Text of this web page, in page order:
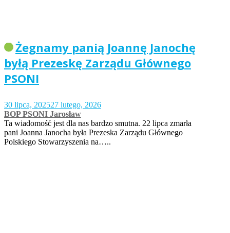
Żegnamy panią Joannę Janochę
byłą Prezeskę Zarządu Głównego
PSONI
30 lipca, 202527 lutego, 2026
BOP PSONI Jarosław
Ta wiadomość jest dla nas bardzo smutna. 22 lipca zmarła
pani Joanna Janocha była Prezeska Zarządu Głównego
Polskiego Stowarzyszenia na…..